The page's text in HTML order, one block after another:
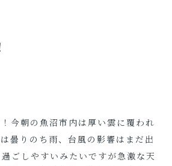
今朝の魚沼市内は厚い雲に覆われ
曇りのち雨、台風の影響はまだ出
ごしやすいみたいですが急激な天